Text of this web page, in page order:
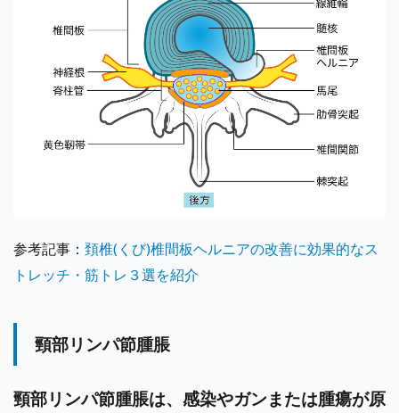
参考記事： 頚椎(くび)椎間板ヘルニアの改善に効果的なス
トレッチ・筋トレ３選を紹介
頸部リンパ節腫脹
頸部リンパ節腫脹は、感染やガンまたは腫瘍が原